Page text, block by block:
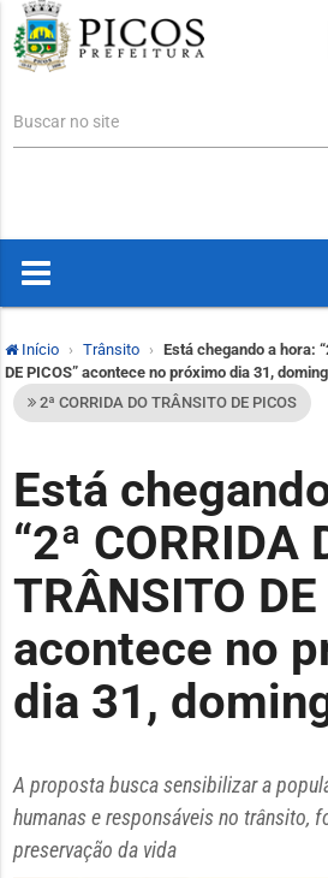
Buscar no site
Início Trânsito
Está chegando a hora:
DE PICOS” acontece no próximo dia 31,
2ª CORRIDA DO TRÂNSITO DE PICOS
Está
“2ª CORRIDA
TRÂNSITO DE
acontece no
dia 31,
A proposta busca sensibilizar a
humanas e responsáveis no trânsito,
preservação da vida